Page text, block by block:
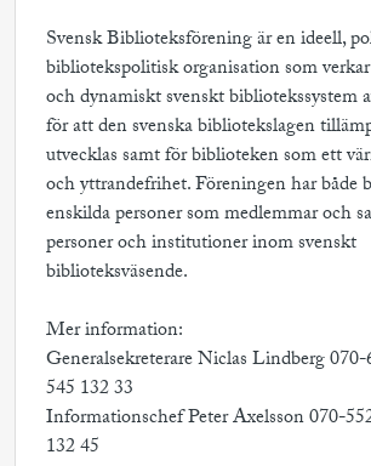
Svensk Biblioteksförening är en ideell,
bibliotekspolitisk organisation som
och dynamiskt svenskt bibliotekssystem
för att den svenska bibliotekslagen
utvecklas samt för biblioteken som ett
och yttrandefrihet. Föreningen har både
enskilda personer som medlemmar och
personer och institutioner inom svenskt
biblioteksväsende.
Mer information:
Generalsekreterare Niclas Lindberg
545 132 33
Informationschef Peter Axelsson 070-
132 45